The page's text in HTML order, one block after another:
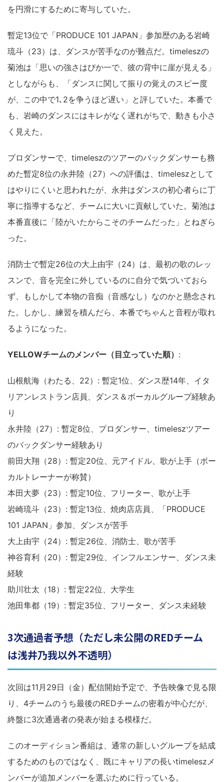
を円滑にするために寄与していた。
暫定13位で「PRODUCE 101 JAPAN」参加歴のある岩崎
琉斗（23）は、ダンスが苦手なのが難点だ。timeleszの
菊池は「思いの強さはぴか一で、彼の背中に崖が見える」
としながらも、「ダンスに関して振りの覚えのスピー度
が、この中で1､2を争うほど遅い」と評していた。本番で
も、岩崎のダンスにはキレがなく遅れがちで、動きも小さ
く見えた。
プロダンサーで、timeleszのツアーのバックダンサーも務
めた暫定8位の永井陸（27）への評価は、timeleszとして
はやりにくいと思われたが、永井はダンスの初心者らに丁
寧に指導するなど、チームに大いに貢献していた。菊池は
本番直後に「陸がいたからこそのチームだった」とねぎら
った。
消防士で暫定26位の大上由宇（24）は、最初の歌のレッ
スンで、音を完全に外しているのに自分で気づいておら
ず、もしかして本物の音痴（音感なし）なのかと懸念され
た。しかし、練習を積んだら、本番でちゃんと音程が取れ
るようになった。
YELLOWチームのメンバー（目立っていた順） :
山根航海（わたる、22）: 暫定1位、ダンス歴14年、イタ
リアンレストラン店員、ダンス＆ボーカルグループ経験あ
り
永井陸（27）: 暫定8位、プロダンサー、timeleszツアー
のバックダンサー経験あり
前田大翔（28）: 暫定20位、元アイドル、歌が上手（ボー
カルトレーナーが称賛）
本田大夢（23）: 暫定10位、フリーター、歌が上手
岩崎琉斗（23）: 暫定13位、焼肉店店員、「PRODUCE
101 JAPAN」参加、ダンスが苦手
大上由宇（24）: 暫定26位、消防士、歌が苦手
神谷育利（20）: 暫定29位、インフルエンサー、ダンス未
経験
助川壮太（18）: 暫定22位、大学生
池田隼都（19）: 暫定35位、フリーター、ダンス未経験
3次通過者予想（ただし未公開のREDチーム
は浅井乃我以外不透明）
次回は11月29日（金）配信開始予定で、予告映像で見る限
り、4チームのうち最後のREDチームの密着が中心だが、
終盤に3次通過者の発表が始まる模様だ。
このオーディション番組は、通常の新しいグループを結成
するためのものではなく、既にキャリアの長いtimeleszメ
ンバーが追加メンバーを選ぶために行っている。